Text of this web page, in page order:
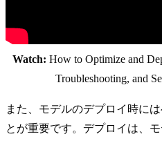
Watch: How to Optimize and
Troubleshooting, and
また、モデルのデプロイ時に
とが重要です。デプロイは、